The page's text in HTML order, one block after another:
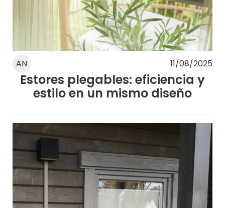
AN 11/08/2025
Estores plegables: eficiencia y
estilo en un mismo diseño